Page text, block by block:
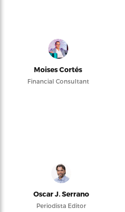
Moises Cortés
Financial Consultant
Oscar J. Serrano
Periodista Editor